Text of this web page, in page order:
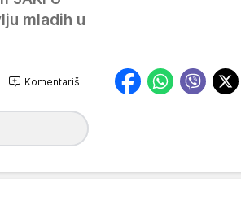
mladih u
Komentariši